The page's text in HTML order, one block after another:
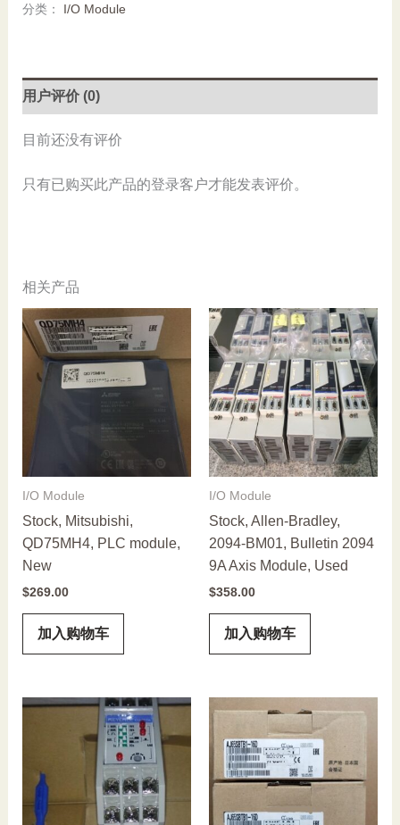
New
分类： I/O Module
用户评价 (0)
目前还没有评价
只有已购买此产品的登录客户才能发表评价。
相关产品
I/O Module
Stock, Mitsubishi,
QD75MH4, PLC module,
New
$269.00
加入购物车
I/O Module
Stock, Allen-Bradley,
2094-BM01, Bulletin 2094
9A Axis Module, Used
$358.00
加入购物车